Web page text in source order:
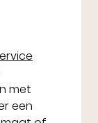
met
een